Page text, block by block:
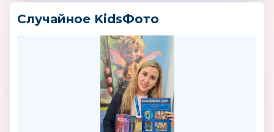
Случайное KidsФото